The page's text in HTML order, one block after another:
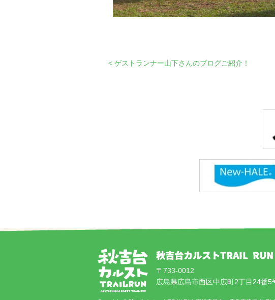
< ゲストランナー山下さんのブログご紹介！
〒733-0012
広島県広島市西区中広町2丁目24番5